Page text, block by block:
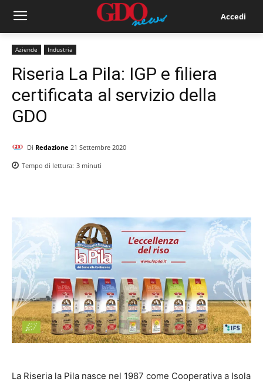
Accedi
Aziende Industria
Riseria La Pila: IGP e filiera
certificata al servizio della
GDO
Di Redazione 21 Settembre 2020
Tempo di lettura: 3 minuti
La Riseria la Pila nasce nel 1987 come Cooperativa a Isola